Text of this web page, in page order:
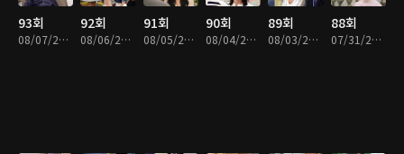
93회
08/07/2026 • 29분
92회
08/06/2026 • 29분
91회
08/05/2026 • 29분
90회
08/04/2026 • 29분
89회
08/03/2026 • 29분
88회
07/31/2026 • 29분